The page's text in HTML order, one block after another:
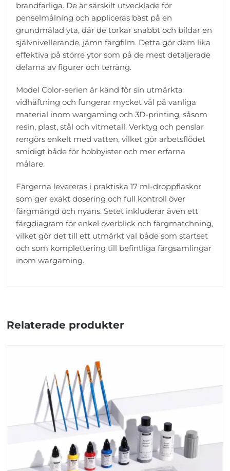
brandfarliga. De är särskilt utvecklade för
penselmålning och appliceras bäst på en
grundmålad yta, där de torkar snabbt och bildar en
självnivellerande, jämn färgfilm. Detta gör dem lika
effektiva på större ytor som på de mest detaljerade
delarna av figurer och terräng.
Model Color-serien är känd för sin utmärkta
vidhäftning och fungerar mycket väl på vanliga
material inom wargaming och 3D-printing, såsom
resin, plast, stål och vitmetall. Verktyg och penslar
rengörs enkelt med vatten, vilket gör arbetsflödet
smidigt både för hobbyister och mer erfarna
målare.
Färgerna levereras i praktiska 17 ml-droppflaskor
som ger exakt dosering och full kontroll över
färgmängd och nyans. Setet inkluderar även ett
färgdiagram för enkel överblick och färgmatchning,
vilket gör det till ett utmärkt val både som startset
och som komplettering till befintliga färgsamlingar
inom wargaming.
Relaterade produkter